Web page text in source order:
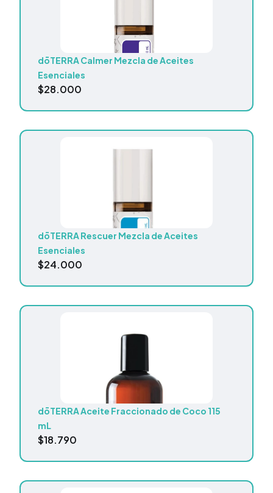
dōTERRA Calmer Mezcla de Aceites
Esenciales
$28.000
dōTERRA Rescuer Mezcla de Aceites
Esenciales
$24.000
dōTERRA Aceite Fraccionado de Coco 115
mL
$18.790